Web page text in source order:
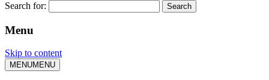
Search for:
Menu
Skip to content
MENUMENU